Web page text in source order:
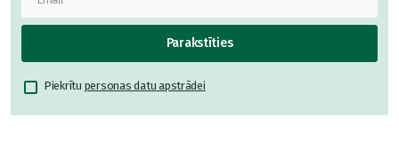
Parakstīties
Piekrītu personas datu apstrādei